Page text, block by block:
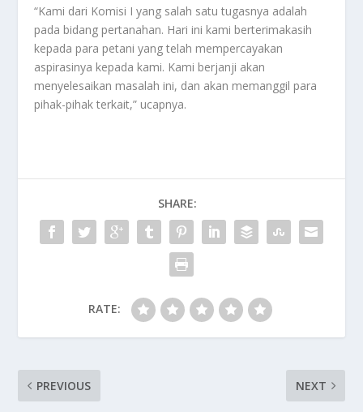
“Kami dari Komisi I yang salah satu tugasnya adalah
pada bidang pertanahan. Hari ini kami berterimakasih
kepada para petani yang telah mempercayakan
aspirasinya kepada kami. Kami berjanji akan
menyelesaikan masalah ini, dan akan memanggil para
pihak-pihak terkait,” ucapnya.
SHARE:
RATE:
PREVIOUS NEXT